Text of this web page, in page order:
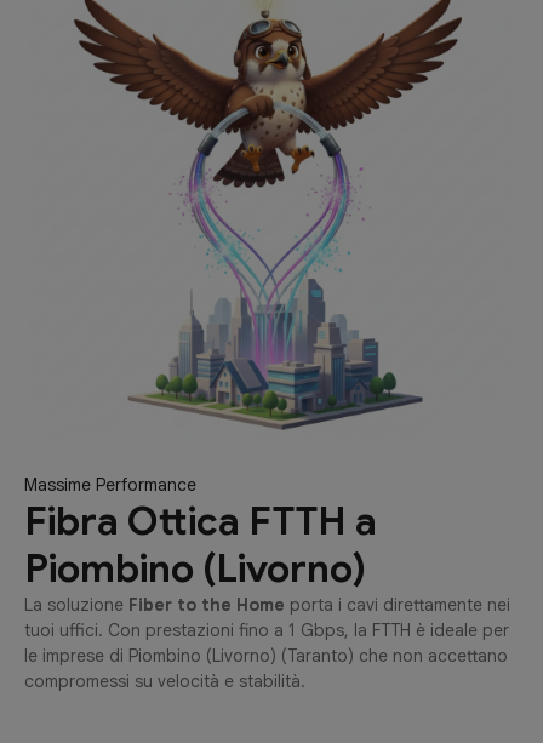
Massime Performance
Fibra Ottica FTTH a
Piombino (Livorno)
La soluzione Fiber to the Home porta i cavi direttamente nei
tuoi uffici. Con prestazioni fino a 1 Gbps, la FTTH è ideale per
le imprese di Piombino (Livorno) (Taranto) che non accettano
compromessi su velocità e stabilità.